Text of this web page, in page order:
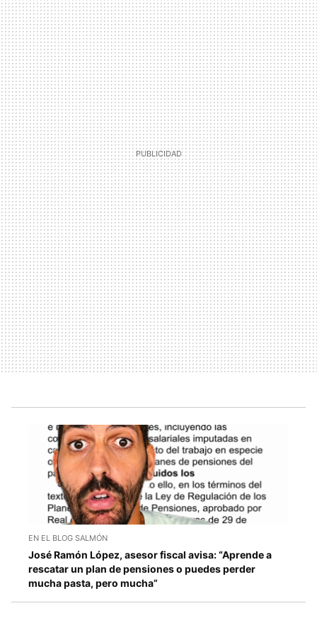
EN EL BLOG SALMÓN
José Ramón López, asesor fiscal avisa: “Aprende a
rescatar un plan de pensiones o puedes perder
mucha pasta, pero mucha”